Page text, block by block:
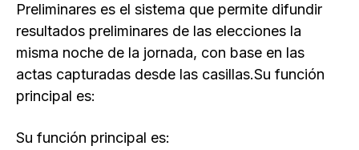
Preliminares es el sistema que permite difundir
resultados preliminares de las elecciones la
misma noche de la jornada, con base en las
actas capturadas desde las casillas.Su función
principal es:
Su función principal es: